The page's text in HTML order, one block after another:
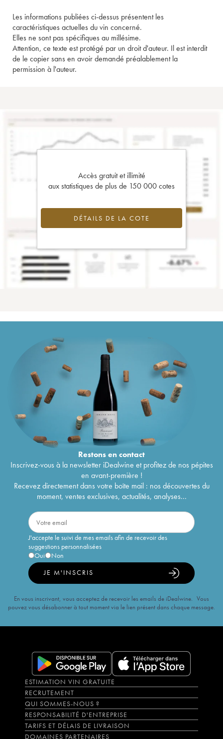
Les informations publiées ci-dessus présentent les
caractéristiques actuelles du vin concerné.
Elles ne sont pas spécifiques au millésime.
Attention, ce texte est protégé par un droit d'auteur. Il est interdit
de le copier sans en avoir demandé préalablement la
permission à l'auteur.
Accès gratuit et illimité
aux statistiques de plus de 150 000 cotes
DÉTAILS DE LA COTE
Restons encontact
Inscrivez-vous à la newsletter iDealwine et profitez de nos pépites
en avant-première !
Recevez directement dans votre boîte mail : nos découvertes du
moment, ventes exclusives, actualités, analyses...
J'accepte le suivi de mes emails afin de recevoir des
suggestions personnalisées
Oui
Non
JE M'INSCRIS
En vous inscrivant, vous acceptez de recevoir les emails de iDealwine. Vous
pouvez vous désabonner à tout moment via le lien présent dans chaque message.
ESTIMATION VIN GRATUITE
RECRUTEMENT
QUI SOMMES-NOUS ?
RESPONSABILITÉ D'ENTREPRISE
TARIFS ET DÉLAIS DE LIVRAISON
DOMAINES PARTENAIRES